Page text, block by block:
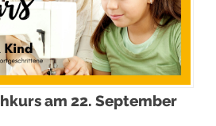
am 22. September